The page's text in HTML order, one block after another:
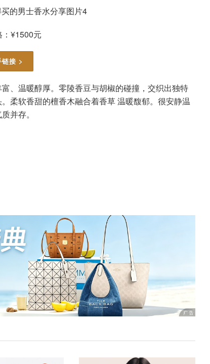
¥1500元
链接 >
、温暖醇厚。零陵香豆与胡椒的碰撞，交织出独特
柔软香甜的檀香木融合着香草 温暖馥郁。很安静温
并存。